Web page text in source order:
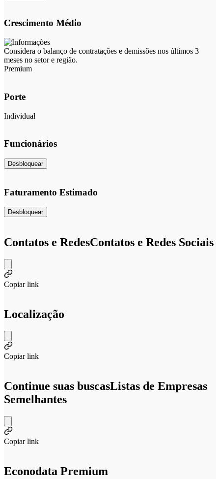
Crescimento Médio
Considera o balanço de contratações e demissões nos últimos 3
meses no setor e região.
Premium
Porte
Individual
Funcionários
Desbloquear
Faturamento Estimado
Desbloquear
Contatos e RedesContatos e Redes Sociais
Copiar link
Localização
Copiar link
Continue suas buscasListas de Empresas
Semelhantes
Copiar link
Econodata Premium